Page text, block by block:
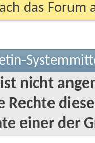
das
nicht
Rechte
einer der